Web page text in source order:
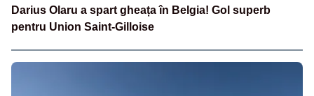
Darius Olaru a spart gheața în Belgia! Gol superb
pentru Union Saint-Gilloise